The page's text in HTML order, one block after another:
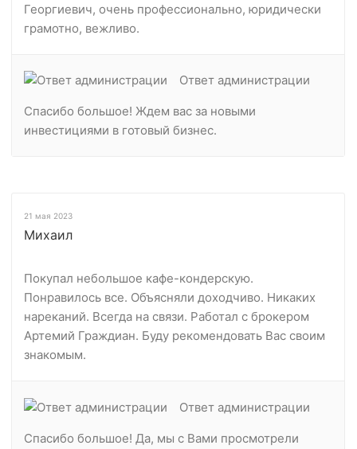
Георгиевич, очень профессионально, юридически
грамотно, вежливо.
Ответ администрации
Спасибо большое! Ждем вас за новыми
инвестициями в готовый бизнес.
21 мая 2023
Михаил
Покупал небольшое кафе-кондерскую.
Понравилось все. Объясняли доходчиво. Никаких
нареканий. Всегда на связи. Работал с брокером
Артемий Граждиан. Буду рекомендовать Вас своим
знакомым.
Ответ администрации
Спасибо большое! Да, мы с Вами просмотрели